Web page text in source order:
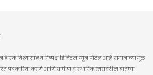
हे एक विश्वासार्ह व निष्पक्ष डिजिटल न्यूज पोर्टल आहे. समाजाच्या मूळ
पत्रकारिता करणे आणि ग्रामीण व स्थानिक स्तरावरील बातम्या